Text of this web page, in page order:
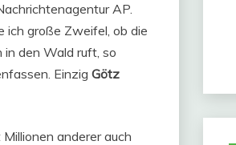
AP.
ich große Zweifel, ob die
in den Wald ruft, so
Einzig Götz
anderer auch